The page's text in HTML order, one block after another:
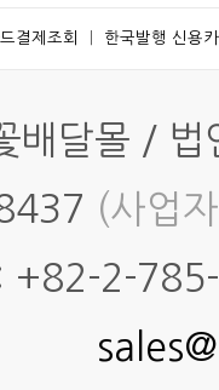
결제조회 한국발행 신용
배달몰 /
(사업
+82-2-